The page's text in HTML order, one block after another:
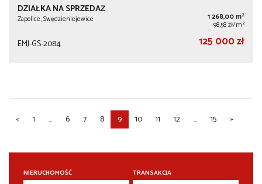
DZIAŁKA NA SPRZEDAŻ
Zapolice, Swędzieniejewice 1 268,00 m2
98,58 zł/m2
EMJ-GS-2084 125 000 zł
« 1 ... 6 7 8 9 10 11 12 ... 15 »
NIERUCHOMOŚĆ TRANSAKCJA